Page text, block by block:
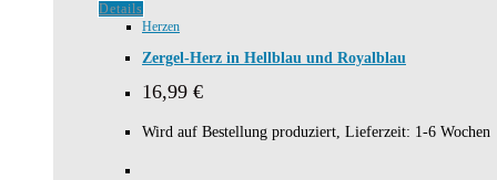
Details
Herzen
Zergel-Herz in Hellblau und Royalblau
16,99 €
Wird auf Bestellung produziert, Lieferzeit: 1-6 Wochen